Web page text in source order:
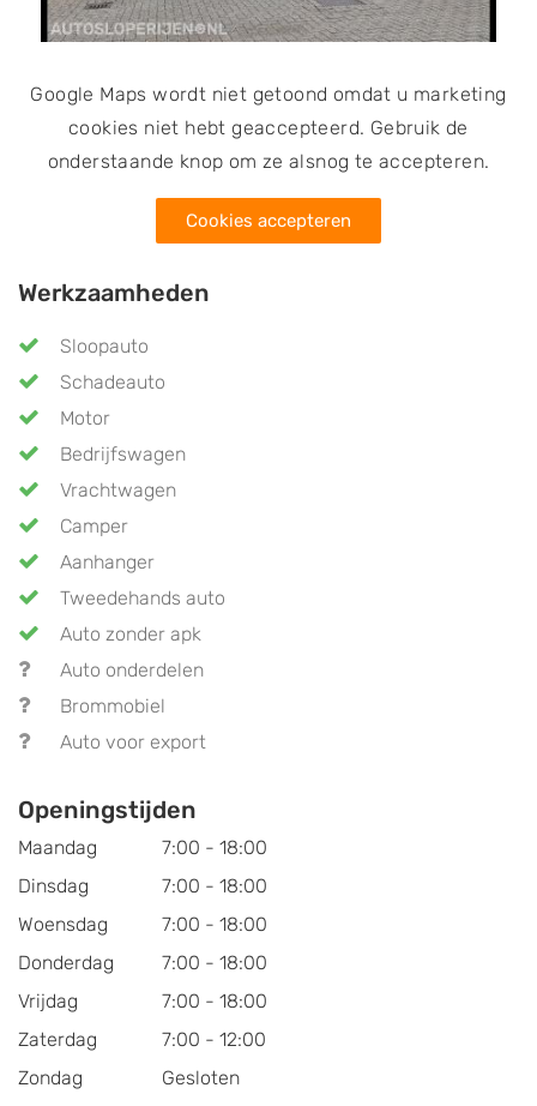
Google Maps wordt niet getoond omdat u marketing
cookies niet hebt geaccepteerd. Gebruik de
onderstaande knop om ze alsnog te accepteren.
Cookies accepteren
Werkzaamheden
Sloopauto
Schadeauto
Motor
Bedrijfswagen
Vrachtwagen
Camper
Aanhanger
Tweedehands auto
Auto zonder apk
Auto onderdelen
Brommobiel
Auto voor export
Openingstijden
Maandag
7:00 - 18:00
Dinsdag
7:00 - 18:00
Woensdag
7:00 - 18:00
Donderdag
7:00 - 18:00
Vrijdag
7:00 - 18:00
Zaterdag
7:00 - 12:00
Zondag
Gesloten